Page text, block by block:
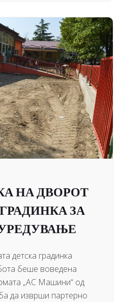
НА ДВОРОТ
ЗА
детска градинка
беше воведена
„АС Машини“ од
да изврши партерно